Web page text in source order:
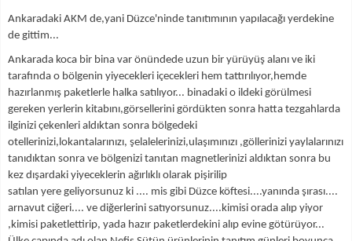
Ankaradaki AKM de,yani Düzce'ninde tanıtımının yapılacağı yerdekine
de gittim...
Ankarada koca bir bina var önündede uzun bir yürüyüş alanı ve iki
tarafında o bölgenin yiyecekleri içecekleri hem tattırılıyor,hemde
hazırlanmış paketlerle halka satılıyor... binadaki o ildeki görülmesi
gereken yerlerin kitabını,görsellerini gördükten sonra hatta tezgahlarda
ilginizi çekenleri aldıktan sonra bölgedeki
otellerinizi,lokantalarınızı, şelalelerinizi,ulaşımınızı ,göllerinizi yaylalarınızı
tanıdıktan sonra ve bölgenizi tanıtan magnetlerinizi aldıktan sonra bu
kez dışardaki yiyeceklerin ağırlıklı olarak pişirilip
satılan yere geliyorsunuz ki .... mis gibi Düzce köftesi....yanında şırası....
arnavut ciğeri.... ve diğerlerini satıyorsunuz....kimisi orada alıp yiyor
,kimisi paketlettirip, yada hazır paketlerdekini alıp evine götürüyor...